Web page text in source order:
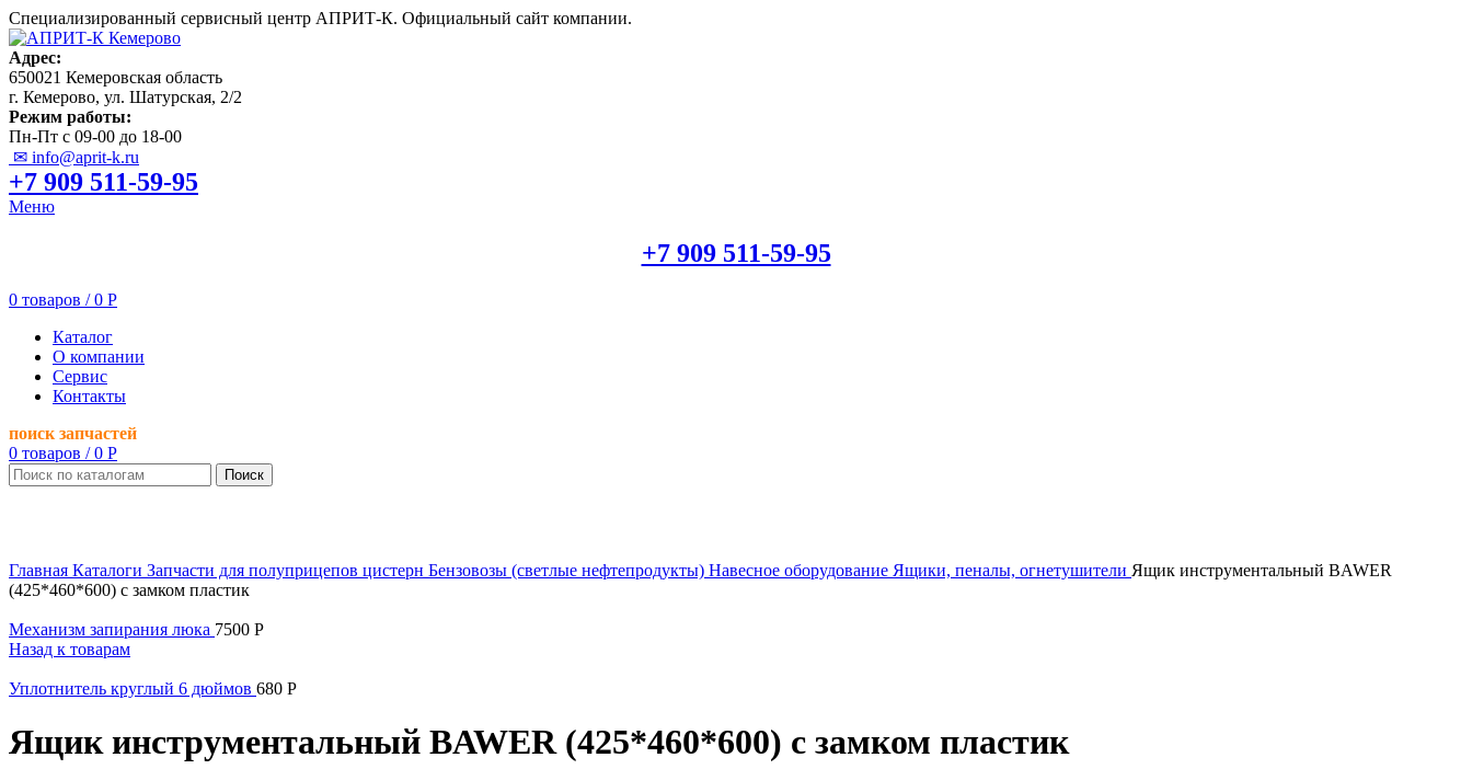
Специализированный сервисный центр АПРИТ-К. Официальный сайт компании.
Адрес:
650021 Кемеровская область
г. Кемерово, ул. Шатурская, 2/2
Режим работы:
Пн-Пт с 09-00 до 18-00
✉ info@aprit-k.ru
+7 909 511-59-95
Меню
+7 909 511-59-95
0 товаров / 0 Р
Каталог
О компании
Сервис
Контакты
поиск запчастей
0 товаров / 0 Р
Поиск
Главная Каталоги Запчасти для полуприцепов цистерн Бензовозы (светлые нефтепродукты) Навесное оборудование Ящики, пеналы, огнетушители Ящик инструментальный BAWER
(425*460*600) с замком пластик
Механизм запирания люка 7500 Р
Назад к товарам
Уплотнитель круглый 6 дюймов 680 Р
Ящик инструментальный BAWER (425*460*600) с замком пластик